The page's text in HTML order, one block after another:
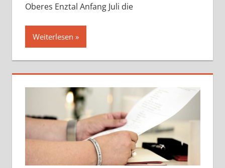
Oberes Enztal Anfang Juli die
Weiterlesen